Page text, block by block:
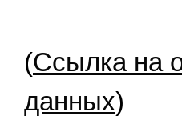
(Ссылка на
данных)